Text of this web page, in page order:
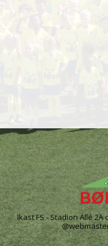
Ikast FS - Stadion Allé 2A